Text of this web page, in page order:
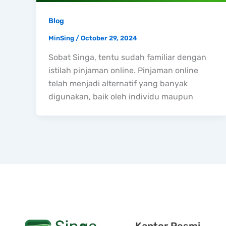
Blog
MinSing / October 29, 2024
Sobat Singa, tentu sudah familiar dengan
istilah pinjaman online. Pinjaman online
telah menjadi alternatif yang banyak
digunakan, baik oleh individu maupun